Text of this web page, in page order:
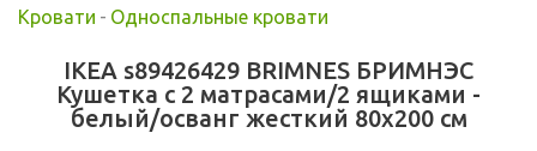
Кровати - Односпальные кровати
IKEA s89426429 BRIMNES БРИМНЭС
Кушетка с 2 матрасами/2 ящиками -
белый/осванг жесткий 80x200 см